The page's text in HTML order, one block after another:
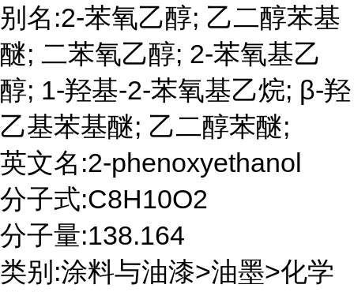
别名:2-苯氧乙醇; 乙二醇苯基
醚; 二苯氧乙醇; 2-苯氧基乙
醇; 1-羟基-2-苯氧基乙烷; β-羟
乙基苯基醚; 乙二醇苯醚;
英文名:2-phenoxyethanol
分子式:C8H10O2
分子量:138.164
类别:涂料与油漆>油墨>化学